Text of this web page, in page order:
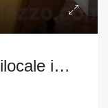
Affitto Appartamento Trilocale in Via San Papino, a Milazzo (Me)